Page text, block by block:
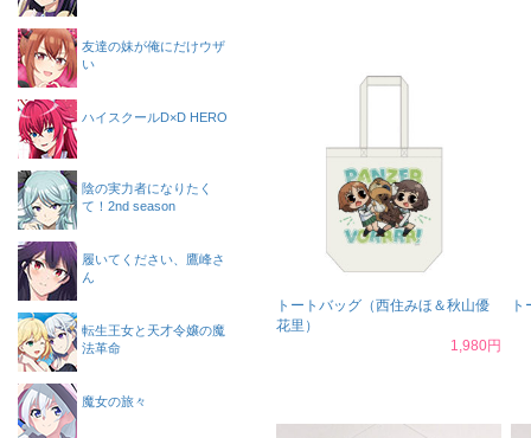
トートバッグ（西住みほ＆秋山優
花里）
1,980円
友達の妹が俺にだけウザ
い
ハイスクールD×D HERO
陰の実力者になりたく
て！2nd season
履いてください、鷹峰さ
ん
転生王女と天才令嬢の魔
法革命
魔女の旅々